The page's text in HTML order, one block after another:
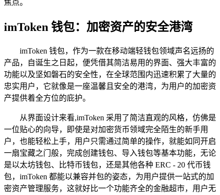
焦点。
imToken 钱包：加密资产的安全港湾
imToken 钱包，作为一款在移动端轻钱包领域声名远扬的
产品，自诞生之日起，便凭借其简洁易用的界面、强大丰富的
功能以及坚如磐石的安全性，在全球范围内迅速积累了大量的
忠实用户，它就像是一座温馨且安全的港湾，为用户的加密资
产提供着全方位的庇护。
从界面设计来看,imToken 采用了简洁直观的风格，仿佛是
一位贴心的向导，即使是对加密货币领域完全陌生的新手用
户，也能轻松上手，用户只需通过简单的操作，就能如同开启
一扇宝藏之门般，完成创建钱包、导入钱包等基本功能，无论
是以太坊钱包、比特币钱包，还是其他各种 ERC - 20 代币钱
包，imToken 都能以兼容并包的姿态，为用户提供一站式的加
密资产管理服务，这就好比一个功能齐全的金融超市，用户无